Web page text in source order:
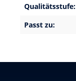
Qualitätsstufe:
Passt zu: